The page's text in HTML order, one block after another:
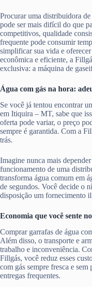
Procurar uma distribuidora
pode ser mais difícil do que
competitivos, qualidade
frequente pode consumir
simplificar sua vida e
econômica e eficiente, a
exclusiva: a máquina de
Água com gás na hora:
Se você já tentou encontrar
em Itiquira – MT, sabe que
oferta pode variar, o preço
sempre é garantida. Com a
trás.
Imagine nunca mais
funcionamento de uma
transforma água comum em
de segundos. Você decide o
disposição um fornecimento
Economia que você sente
Comprar garrafas de água
Além disso, o transporte e
trabalho e inconveniência.
Fillgás, você reduz esses
com gás sempre fresca e
entregas frequentes.